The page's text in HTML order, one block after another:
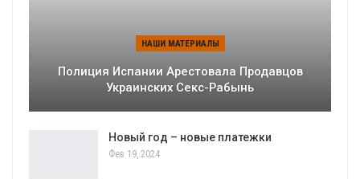
НАШИ МАТЕРИАЛЫ
Полиция Испании Арестовала Продавцов
Украинских Секс-Рабынь
Новый год – новые платежки
Фев 19, 2024